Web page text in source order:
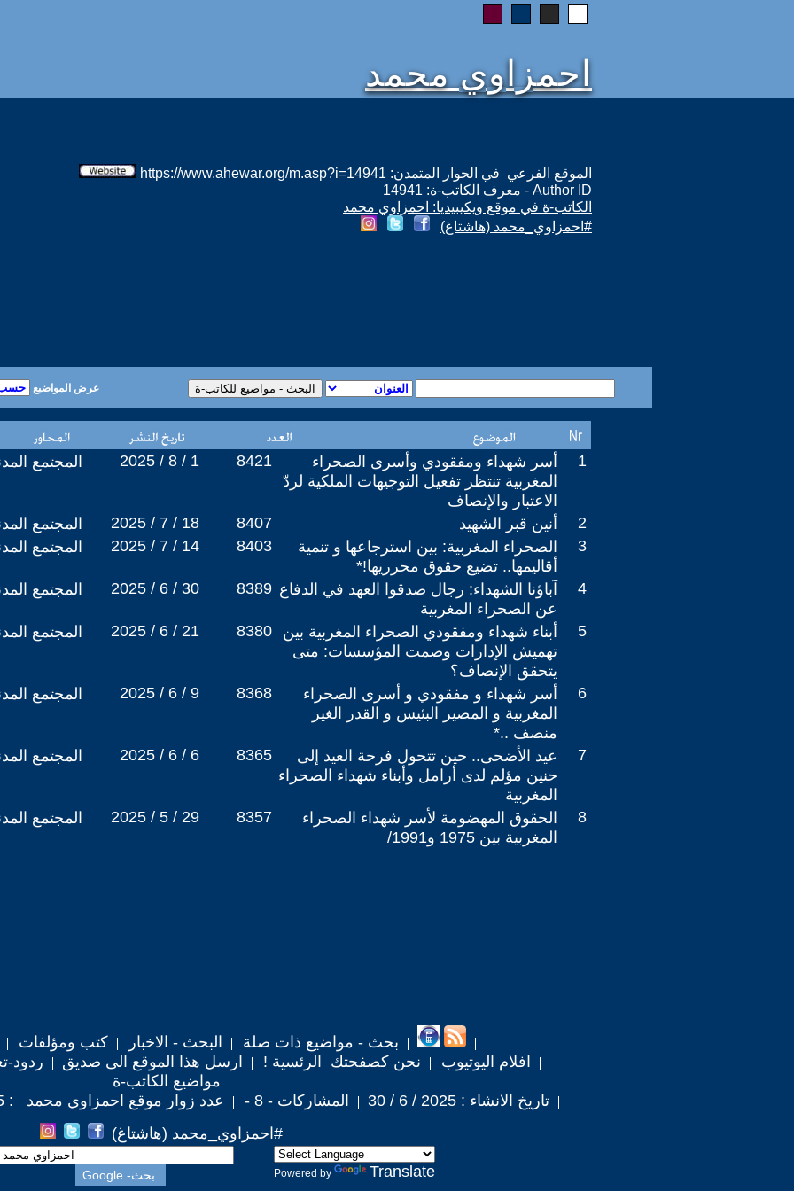
احمزاوي محمد
الموقع الفرعي في الحوار المتمدن: https://www.ahewar.org/m.asp?i=14941
Author ID - معرف الكاتب-ة: 14941
الكاتب-ة في موقع ويكيبيديا: احمزاوي محمد
#احمزاوي_محمد (هاشتاغ)
عرض المواضيع
المجتمع 2025 / 8 / 1 8421
أسر شهداء ومفقودي وأسرى الصحراء
المغربية تنتظر تفعيل التوجيهات الملكية لردّ
الاعتبار والإنصاف
1
المجتمع 2025 / 7 / 18 8407 أنين قبر الشهيد
2
المجتمع
2025 / 7 / 14 8403
الصحراء المغربية: بين استرجاعها و تنمية
أقاليمها.. تضيع حقوق محرريها!*
3
المجتمع 2025 / 6 / 30 8389 آباؤنا الشهداء: رجال صدقوا العهد في الدفاع
عن الصحراء المغربية
4
المجتمع 2025 / 6 / 21 8380
أبناء شهداء ومفقودي الصحراء المغربية بين
تهميش الإدارات وصمت المؤسسات: متى
يتحقق الإنصاف؟
5
المجتمع 2025 / 6 / 9 8368
أسر شهداء و مفقودي و أسرى الصحراء
المغربية و المصير البئيس و القدر الغير
منصف ..*
6
المجتمع 2025 / 6 / 6 8365
عيد الأضحى.. حين تتحول فرحة العيد إلى
حنين مؤلم لدى أرامل وأبناء شهداء الصحراء
المغربية
7
المجتمع 2025 / 5 / 29 8357
الحقوق المهضومة لأسر شهداء الصحراء
المغربية بين 1975 و1991/
8
بحث - مواضيع ذات صلة البحث - الاخبار كتب ومؤلفات
افلام اليوتيوب
نحن كصفحتك الرئسية ! ارسل هذا الموقع الى صديق ردود-
مواضيع الكاتب-ة
تاريخ الانشاء : 2025 / 6 / 30
المشاركات - 8 - عدد زوار موقع احمزاوي محمد : 20,475
#احمزاوي_محمد (هاشتاغ)
Powered by Translate